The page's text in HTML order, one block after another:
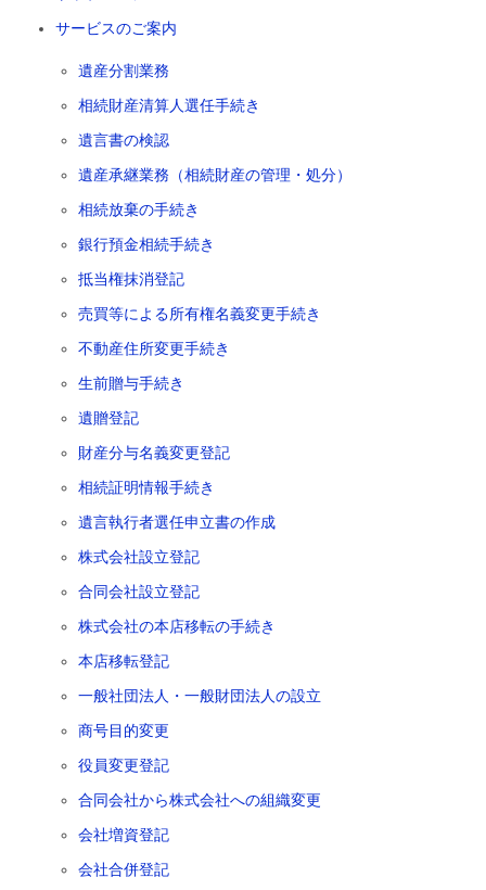
サービスのご案内
遺産分割業務
相続財産清算人選任手続き
遺言書の検認
遺産承継業務（相続財産の管理・処分）
相続放棄の手続き
銀行預金相続手続き
抵当権抹消登記
売買等による所有権名義変更手続き
不動産住所変更手続き
生前贈与手続き
遺贈登記
財産分与名義変更登記
相続証明情報手続き
遺言執行者選任申立書の作成
株式会社設立登記
合同会社設立登記
株式会社の本店移転の手続き
本店移転登記
一般社団法人・一般財団法人の設立
商号目的変更
役員変更登記
合同会社から株式会社への組織変更
会社増資登記
会社合併登記